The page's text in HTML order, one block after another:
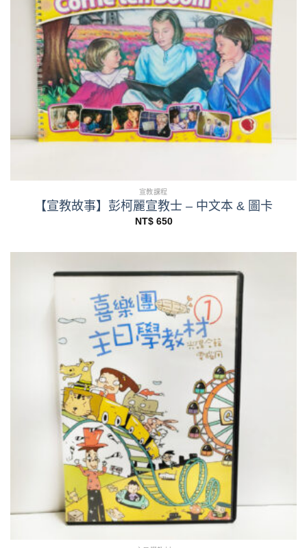
宣教課程
【宣教故事】彭柯麗宣教士 – 中文本 & 圖卡
NT$650